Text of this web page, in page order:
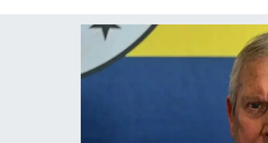
TEKNOLOJİ